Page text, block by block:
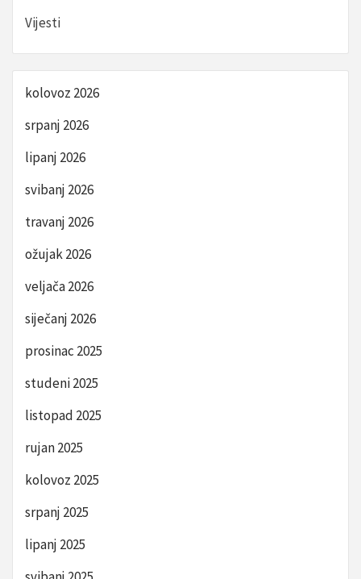
Vijesti
kolovoz 2026
srpanj 2026
lipanj 2026
svibanj 2026
travanj 2026
ožujak 2026
veljača 2026
siječanj 2026
prosinac 2025
studeni 2025
listopad 2025
rujan 2025
kolovoz 2025
srpanj 2025
lipanj 2025